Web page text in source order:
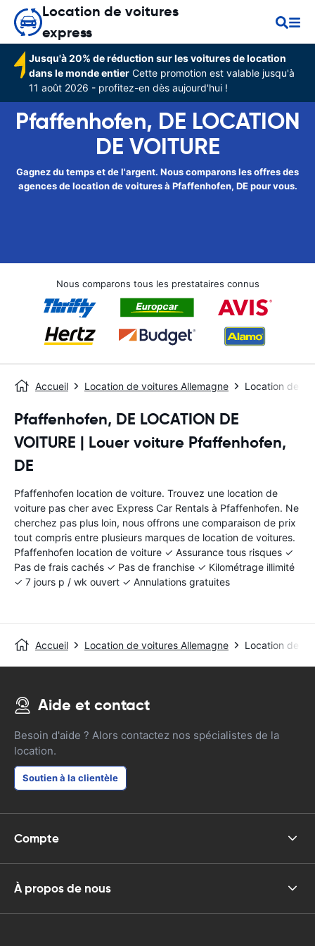
Location de voitures
express
Jusqu'à 20% de réduction sur les voitures de location
dans le monde entier Cette promotion est valable jusqu'à
11 août 2026 - profitez-en dès aujourd'hui !
Pfaffenhofen, DE LOCATION
DE VOITURE
Gagnez du temps et de l'argent. Nous comparons les offres des
agences de location de voitures à Pfaffenhofen, DE pour vous.
Nous comparons tous les prestataires connus
Accueil Location de voitures Allemagne Location de
Pfaffenhofen, DE LOCATION DE
VOITURE | Louer voiture Pfaffenhofen,
DE
Pfaffenhofen location de voiture. Trouvez une location de
voiture pas cher avec Express Car Rentals à Pfaffenhofen. Ne
cherchez pas plus loin, nous offrons une comparaison de prix
tout compris entre plusieurs marques de location de voitures.
Pfaffenhofen location de voiture ✓ Assurance tous risques ✓
Pas de frais cachés ✓ Pas de franchise ✓ Kilométrage illimité
✓ 7 jours p / wk ouvert ✓ Annulations gratuites
Accueil Location de voitures Allemagne Location de
Aide et contact
Besoin d'aide ? Alors contactez nos spécialistes de la
location.
Soutien à la clientèle
Compte
À propos de nous